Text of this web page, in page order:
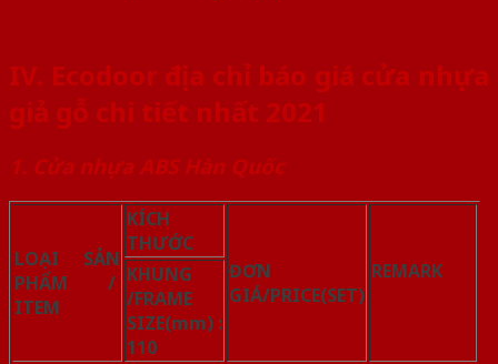
IV. Ecodoor địa chỉ báo giá cửa nhựa
giả gỗ chi tiết nhất 2021
1. Cửa nhựa ABS Hàn Quốc
LOẠI SẢN
PHẨM /
ITEM
KÍCH
THƯỚC
ĐƠN
GIÁ/PRICE(SET)
REMARK
KHUNG
/FRAME
SIZE(mm) :
110